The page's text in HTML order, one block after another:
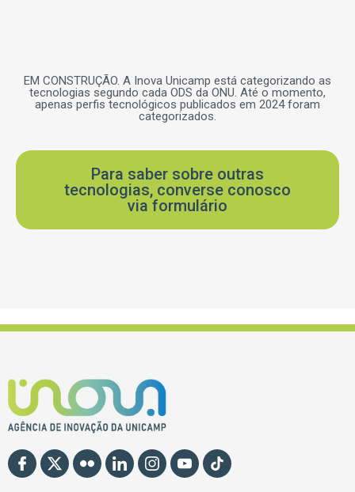
EM CONSTRUÇÃO. A Inova Unicamp está categorizando as
tecnologias segundo cada ODS da ONU. Até o momento,
apenas perfis tecnológicos publicados em 2024 foram
categorizados.
Para saber sobre outras
tecnologias, converse conosco
via formulário